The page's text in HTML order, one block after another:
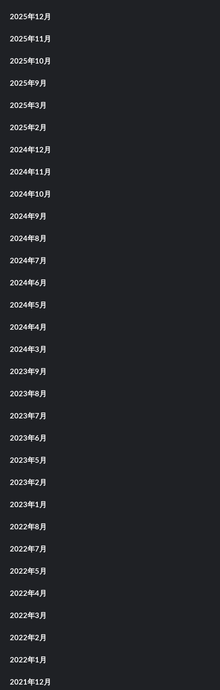
2025年12月
2025年11月
2025年10月
2025年9月
2025年3月
2025年2月
2024年12月
2024年11月
2024年10月
2024年9月
2024年8月
2024年7月
2024年6月
2024年5月
2024年4月
2024年3月
2023年9月
2023年8月
2023年7月
2023年6月
2023年5月
2023年2月
2023年1月
2022年8月
2022年7月
2022年5月
2022年4月
2022年3月
2022年2月
2022年1月
2021年12月